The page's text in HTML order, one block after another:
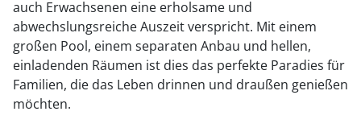
auch Erwachsenen eine erholsame und
abwechslungsreiche Auszeit verspricht. Mit einem
großen Pool, einem separaten Anbau und hellen,
einladenden Räumen ist dies das perfekte Paradies für
Familien, die das Leben drinnen und draußen genießen
möchten.